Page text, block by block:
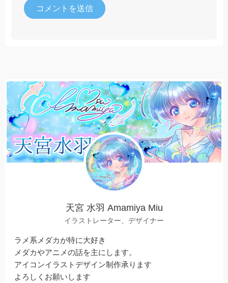
天宮 水羽 Amamiya Miu
イラストレーター、デザイナー
ラメ系メダカが特に大好き
メダカやアニメの話を主にします。
アイコンイラストデザイン制作承ります
よろしくお願いします